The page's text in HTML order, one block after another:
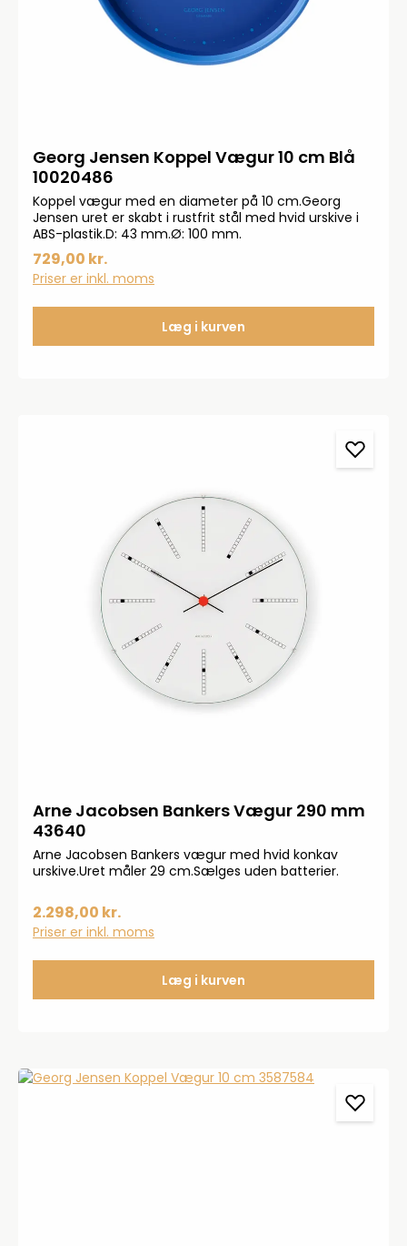
Georg Jensen Koppel Vægur 10 cm Blå
10020486
Koppel vægur med en diameter på 10 cm.Georg
Jensen uret er skabt i rustfrit stål med hvid urskive i
ABS-plastik.D: 43 mm.Ø: 100 mm.
729,00 kr.
Priser er inkl. moms
Læg i kurven
Arne Jacobsen Bankers Vægur 290 mm
43640
Arne Jacobsen Bankers vægur med hvid konkav
urskive.Uret måler 29 cm.Sælges uden batterier.
2.298,00 kr.
Priser er inkl. moms
Læg i kurven